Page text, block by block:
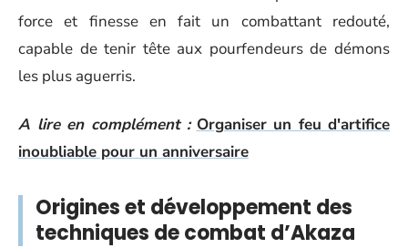
force et finesse en fait un combattant redouté,
capable de tenir tête aux pourfendeurs de démons
les plus aguerris.
A lire en complément : Organiser un feu d'artifice
inoubliable pour un anniversaire
Origines et développement des
techniques de combat d’Akaza